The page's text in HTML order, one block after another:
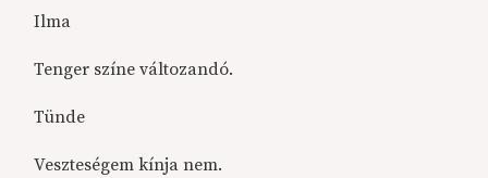
Ilma
Tenger színe változandó.
Tünde
Veszteségem kínja nem.